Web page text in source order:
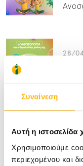
Συναίνεση
Αυτή η ιστοσελίδα
Χρησιμοποιούμε
περιεχομένου και
28/